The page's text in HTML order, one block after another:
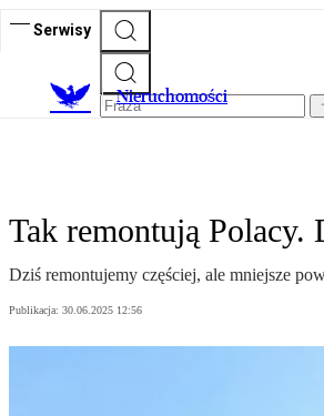
Serwisy
Nieruchomości
Tak remontują Polacy.
Dziś remontujemy częściej, ale mniejsze
Publikacja: 30.06.2025 12:56